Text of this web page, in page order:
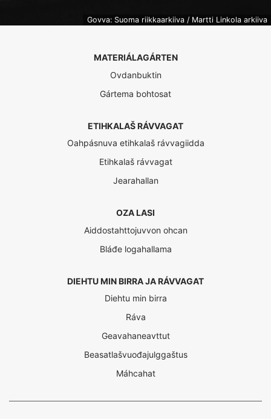
Govva: Suoma riikkaarkiiva / Martti Linkola arkiiva
MATERIÁLAGÁRTEN
Ovdanbuktin
Gártema bohtosat
ETIHKALAŠ RÁVVAGAT
Oahpásnuva etihkalaš rávvagiidda
Etihkalaš rávvagat
Jearahallan
OZA LASI
Aiddostahttojuvvon ohcan
Bláđe logahallama
DIEHTU MIN BIRRA JA RÁVVAGAT
Diehtu min birra
Ráva
Geavahaneavttut
Beasatlašvuođajulggaštus
Máhcahat